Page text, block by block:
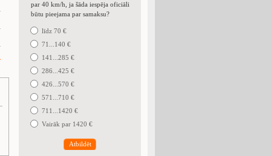
par 40 km/h, ja šāda iespēja oficiāli
būtu pieejama par samaksu?
līdz 70 €
71...140 €
141...285 €
286...425 €
426...570 €
571...710 €
711...1420 €
Vairāk par 1420 €
Atbildēt